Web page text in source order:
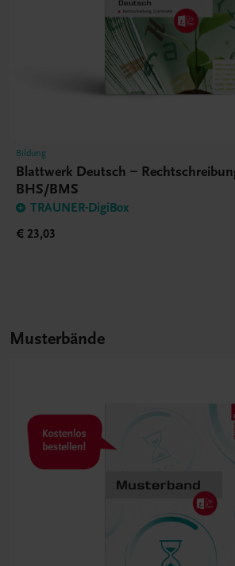
Bildung
Blattwerk Deutsch –
BHS/BMS
TRAUNER-DigiBox
€ 23,03
Musterbände